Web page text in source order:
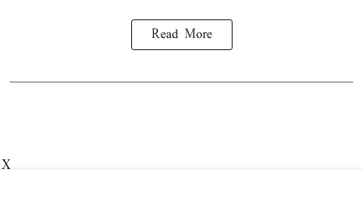
Read More
X